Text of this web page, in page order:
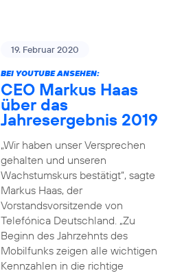
19. Februar 2020
BEI YOUTUBE ANSEHEN:
CEO Markus Haas
über das
Jahresergebnis 2019
„Wir haben unser Versprechen
gehalten und unseren
Wachstumskurs bestätigt“, sagte
Markus Haas, der
Vorstandsvorsitzende von
Telefónica Deutschland. „Zu
Beginn des Jahrzehnts des
Mobilfunks zeigen alle wichtigen
Kennzahlen in die richtige